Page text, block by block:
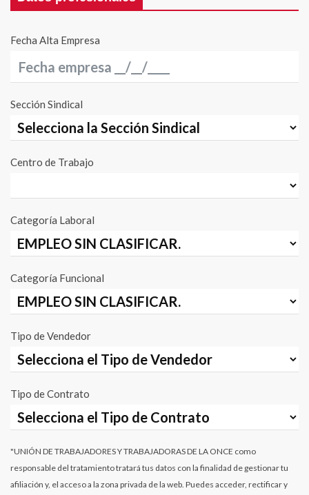
Fecha Alta Empresa
Sección Sindical
Centro de Trabajo
Categoría Laboral
Categoría Funcional
Tipo de Vendedor
Tipo de Contrato
"UNIÓN DE TRABAJADORES Y TRABAJADORAS DE LA ONCE como
responsable del tratamiento tratará tus datos con la finalidad de gestionar tu
afiliación y, el acceso a la zona privada de la web. Puedes acceder, rectificar y